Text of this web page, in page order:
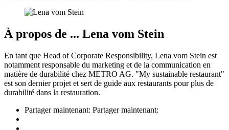
À propos de ... Lena vom Stein
En tant que Head of Corporate Responsibility, Lena vom Stein est
notamment responsable du marketing et de la communication en
matière de durabilité chez METRO AG. "My sustainable restaurant"
est son dernier projet et sert de guide aux restaurants pour plus de
durabilité dans la restauration.
Partager maintenant: Partager maintenant: